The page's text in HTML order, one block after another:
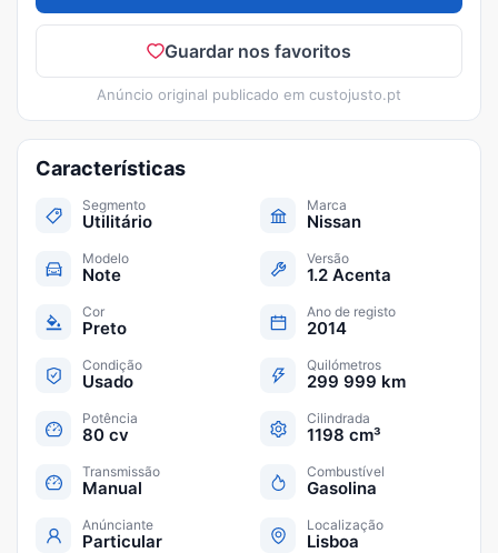
Guardar nos favoritos
Anúncio original publicado em custojusto.pt
Características
Segmento
Utilitário
Marca
Nissan
Modelo
Note
Versão
1.2 Acenta
Cor
Preto
Ano de registo
2014
Condição
Usado
Quilómetros
299 999 km
Potência
80 cv
Cilindrada
1198 cm³
Transmissão
Manual
Combustível
Gasolina
Anúnciante
Particular
Localização
Lisboa